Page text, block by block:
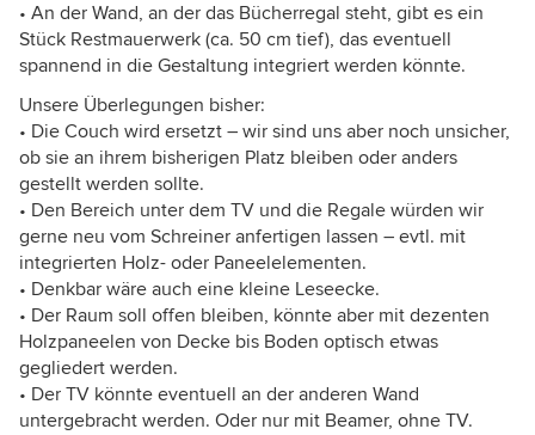
• An der Wand, an der das Bücherregal steht, gibt es ein
Stück Restmauerwerk (ca. 50 cm tief), das eventuell
spannend in die Gestaltung integriert werden könnte.
Unsere Überlegungen bisher:
• Die Couch wird ersetzt – wir sind uns aber noch unsicher,
ob sie an ihrem bisherigen Platz bleiben oder anders
gestellt werden sollte.
• Den Bereich unter dem TV und die Regale würden wir
gerne neu vom Schreiner anfertigen lassen – evtl. mit
integrierten Holz- oder Paneelelementen.
• Denkbar wäre auch eine kleine Leseecke.
• Der Raum soll offen bleiben, könnte aber mit dezenten
Holzpaneelen von Decke bis Boden optisch etwas
gegliedert werden.
• Der TV könnte eventuell an der anderen Wand
untergebracht werden. Oder nur mit Beamer, ohne TV.